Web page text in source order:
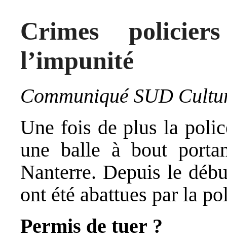
Crimes
l’impunité
Communiqué SUD
Une fois de plus la
une balle à bout
Nanterre. Depuis le
ont été abattues par la
Permis de tuer ?